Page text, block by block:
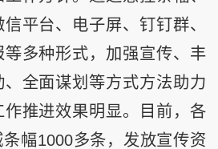
平台、电子屏、钉钉群、
多种形式，加强宣传、丰
全面谋划等方式方法助力
推进效果明显。目前，各
幅1000多条，发放宣传资